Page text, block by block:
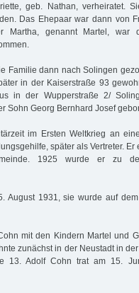
geb. Nathan, verheiratet.
Das Ehepaar war dann von
Martha, genannt Martel, war
Familie dann nach Solingen
in der Kaiserstraße 93
in der Wupperstraße 2/
Sohn Georg Bernhard Josef
im Ersten Weltkrieg an
später als Vertreter. Er
1925 wurde er zu
August 1931, sie wurde auf
mit den Kindern Martel und
zunächst in der Neustadt in
13. Adolf Cohn trat am 15.